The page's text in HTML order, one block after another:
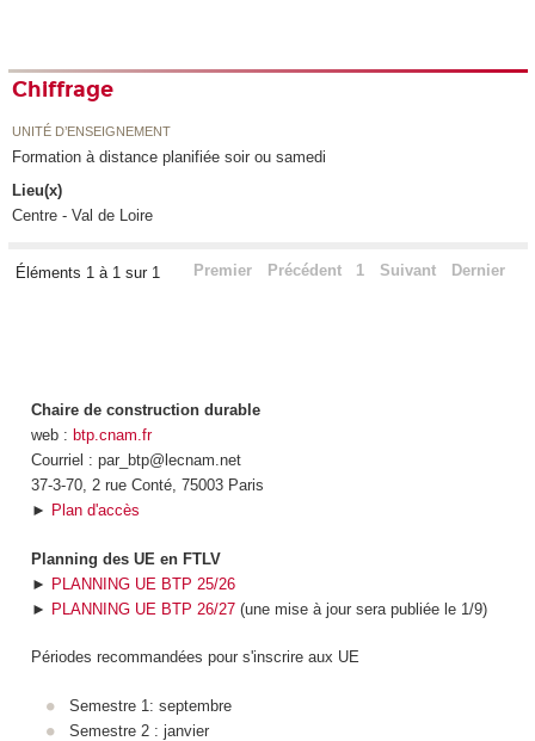
Chiffrage
UNITÉ D’ENSEIGNEMENT
Formation à distance planifiée soir ou samedi
Lieu(x)
Centre - Val de Loire
Éléments 1 à 1 sur 1 Premier Précédent 1 Suivant Dernier
Chaire de construction durable
web : btp.cnam.fr
Courriel : par_btp@lecnam.net
37-3-70, 2 rue Conté, 75003 Paris
► Plan d'accès
Planning des UE en FTLV
► PLANNING UE BTP 25/26
► PLANNING UE BTP 26/27(une mise à jour sera publiée le 1/9)
Périodes recommandées pour s'inscrire aux UE
Semestre 1: septembre
Semestre 2 : janvier